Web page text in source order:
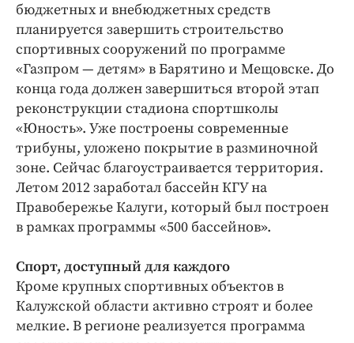
бюджетных и внебюджетных средств
планируется завершить строительство
спортивных сооружений по программе
«Газпром — детям» в Барятино и Мещовске. До
конца года должен завершиться второй этап
реконструкции стадиона спортшколы
«Юность». Уже построены современные
трибуны, уложено покрытие в разминочной
зоне. Сейчас благоустраивается территория.
Летом 2012 заработал бассейн КГУ на
Правобережье Калуги, который был построен
в рамках программы «500 бассейнов».
Спорт, доступный для каждого
Кроме крупных спортивных объектов в
Калужской области активно строят и более
мелкие. В регионе реализуется программа